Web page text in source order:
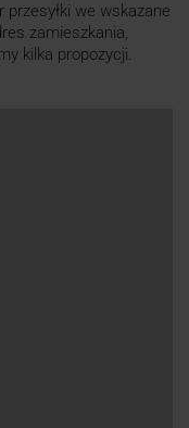
we wskazane
zamieszkania,
kilka propozycji.